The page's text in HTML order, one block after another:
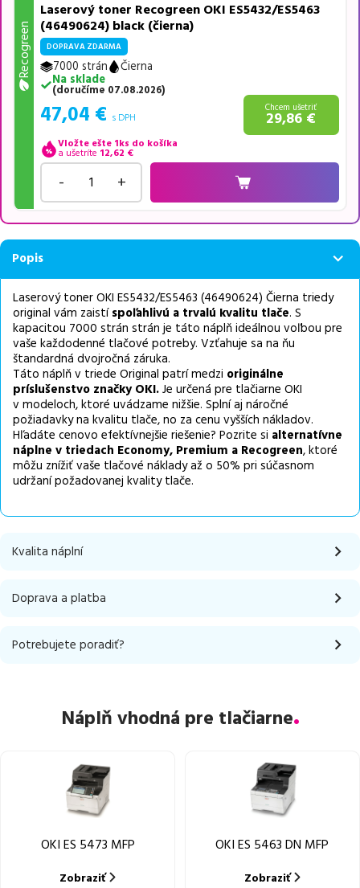
Recogreen
Laserový toner Recogreen OKI ES5432/ES5463
(46490624) black (čierna)
DOPRAVA ZDARMA
7000 strán
Čierna
Na sklade
(doručíme 07.08.2026)
47,04 € s DPH
Chcem ušetriť
29,86 €
Vložte ešte 1ks do košíka
a ušetríte 12,62 €
- +
Popis
Laserový toner OKI ES5432/ES5463 (46490624) Čierna triedy
original vám zaistíspoľahlivú a trvalú kvalitu tlače. S
kapacitou 7000 strán strán je táto náplň ideálnou voľbou pre
vaše každodenné tlačové potreby. Vzťahuje sa na ňu
štandardná dvojročná záruka.
Táto náplň v triede Original patrí medzi originálne
príslušenstvo značky OKI.Je určená pre tlačiarne OKI
v modeloch, ktoré uvádzame nižšie. Splní aj náročné
požiadavky na kvalitu tlače, no za cenu vyšších nákladov.
Hľadáte cenovo efektívnejšie riešenie? Pozrite si alternatívne
náplne v triedach Economy, Premium a Recogreen, ktoré
môžu znížiť vaše tlačové náklady až o 50% pri súčasnom
udržaní požadovanej kvality tlače.
Kvalita náplní
Doprava a platba
Potrebujete poradiť?
Náplň vhodná pre tlačiarne
OKI ES 5473 MFP
Zobraziť
OKI ES 5463 DN MFP
Zobraziť